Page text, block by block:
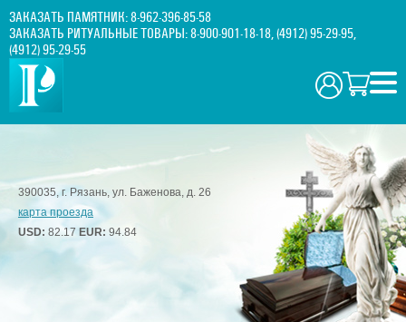
ЗАКАЗАТЬ ПАМЯТНИК:8-962-396-85-58
ЗАКАЗАТЬ РИТУАЛЬНЫЕ ТОВАРЫ:8-900-901-18-18,(4912) 95-29-95,
(4912) 95-29-55
390035, г. Рязань, ул. Баженова, д. 26
карта проезда
USD: 82.17 EUR: 94.84